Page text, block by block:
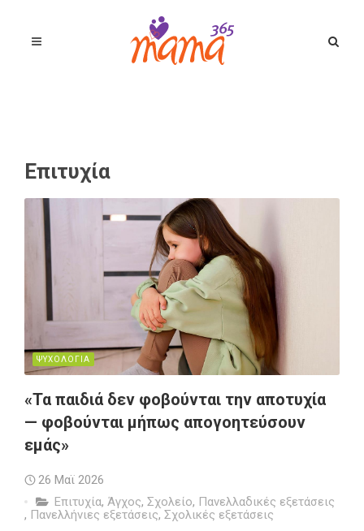
Επιτυχία
ΨΥΧΟΛΟΓΙΑ
«Τα παιδιά δεν φοβούνται την αποτυχία
— φοβούνται μήπως απογοητεύσουν
εμάς»
26 Μαϊ 2026
Επιτυχία, Άγχος, Σχολείο, Πανελλαδικές εξετάσεις
, Πανελλήνιες εξετάσεις, Σχολικές εξετάσεις